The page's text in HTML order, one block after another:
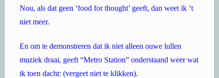
Nou, als dat geen ‘food for thought’ geeft, dan weet ik ‘t
niet meer.
En om te demonstreren dat ik niet alleen ouwe lullen
muziek draai, geeft “Metro Station” onderstaand weer wat
ik toen dacht: (vergeet niet te klikken).